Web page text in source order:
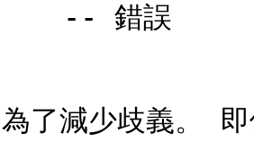
-- 錯誤
了減少歧義。